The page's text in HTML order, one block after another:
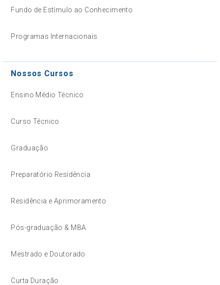
Fundo de Estímulo ao Conhecimento
Programas Internacionais
Nossos Cursos
Ensino Médio Técnico
Curso Técnico
Graduação
Preparatório Residência
Residência e Aprimoramento
Pós-graduação & MBA
Mestrado e Doutorado
Curta Duração